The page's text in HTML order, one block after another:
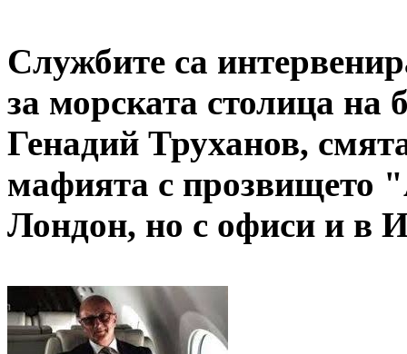
Службите са
за морската столица
Генадий Труханов,
мафията с прозвището
Лондон, но с офиси и в